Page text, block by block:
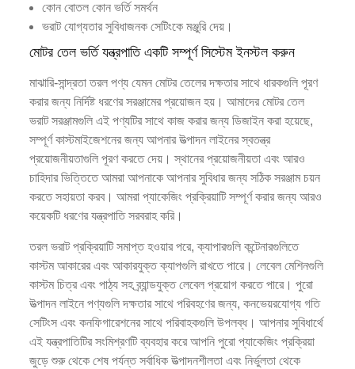
কোন বোতল কোন ভর্তি সমর্থন
ভরাট যোগ্যতার সুবিধাজনক সেটিংকে মঞ্জুরি দেয়।
মোটর তেল ভর্তি যন্ত্রপাতি একটি সম্পূর্ণ সিস্টেম ইনস্টল করুন
মাঝারি-সান্দ্রতা তরল পণ্য যেমন মোটর তেলের দক্ষতার সাথে ধারকগুলি পূরণ
করার জন্য নির্দিষ্ট ধরণের সরঞ্জামের প্রয়োজন হয়। আমাদের মোটর তেল
ভরাট সরঞ্জামগুলি এই পণ্যটির সাথে কাজ করার জন্য ডিজাইন করা হয়েছে,
সম্পূর্ণ কাস্টমাইজেশনের জন্য আপনার উত্পাদন লাইনের স্বতন্ত্র
প্রয়োজনীয়তাগুলি পূরণ করতে দেয়। স্থানের প্রয়োজনীয়তা এবং আরও
চাহিদার ভিত্তিতে আমরা আপনাকে আপনার সুবিধার জন্য সঠিক সরঞ্জাম চয়ন
করতে সহায়তা করব। আমরা প্যাকেজিং প্রক্রিয়াটি সম্পূর্ণ করার জন্য আরও
কয়েকটি ধরণের যন্ত্রপাতি সরবরাহ করি।
তরল ভরাট প্রক্রিয়াটি সমাপ্ত হওয়ার পরে, ক্যাপারগুলি কন্টেনারগুলিতে
কাস্টম আকারের এবং আকারযুক্ত ক্যাপগুলি রাখতে পারে। লেবেল মেশিনগুলি
কাস্টম চিত্র এবং পাঠ্য সহ ব্র্যান্ডযুক্ত লেবেল প্রয়োগ করতে পারে। পুরো
উত্পাদন লাইনে পণ্যগুলি দক্ষতার সাথে পরিবহণের জন্য, কনভেয়রযোগ্য গতি
সেটিংস এবং কনফিগারেশনের সাথে পরিবাহকগুলি উপলব্ধ। আপনার সুবিধার্থে
এই যন্ত্রপাতিটির সংমিশ্রণটি ব্যবহার করে আপনি পুরো প্যাকেজিং প্রক্রিয়া
জুড়ে শুরু থেকে শেষ পর্যন্ত সর্বাধিক উত্পাদনশীলতা এবং নির্ভুলতা থেকে